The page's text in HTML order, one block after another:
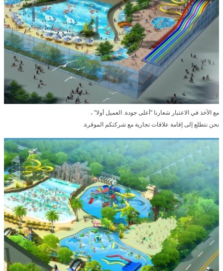
مع الأخذ في الاعتبار شعارنا "أعلى جودة. العميل أولا" ،
نحن نتطلع إلى إقامة علاقات تجارية مع شركتكم الموقرة.